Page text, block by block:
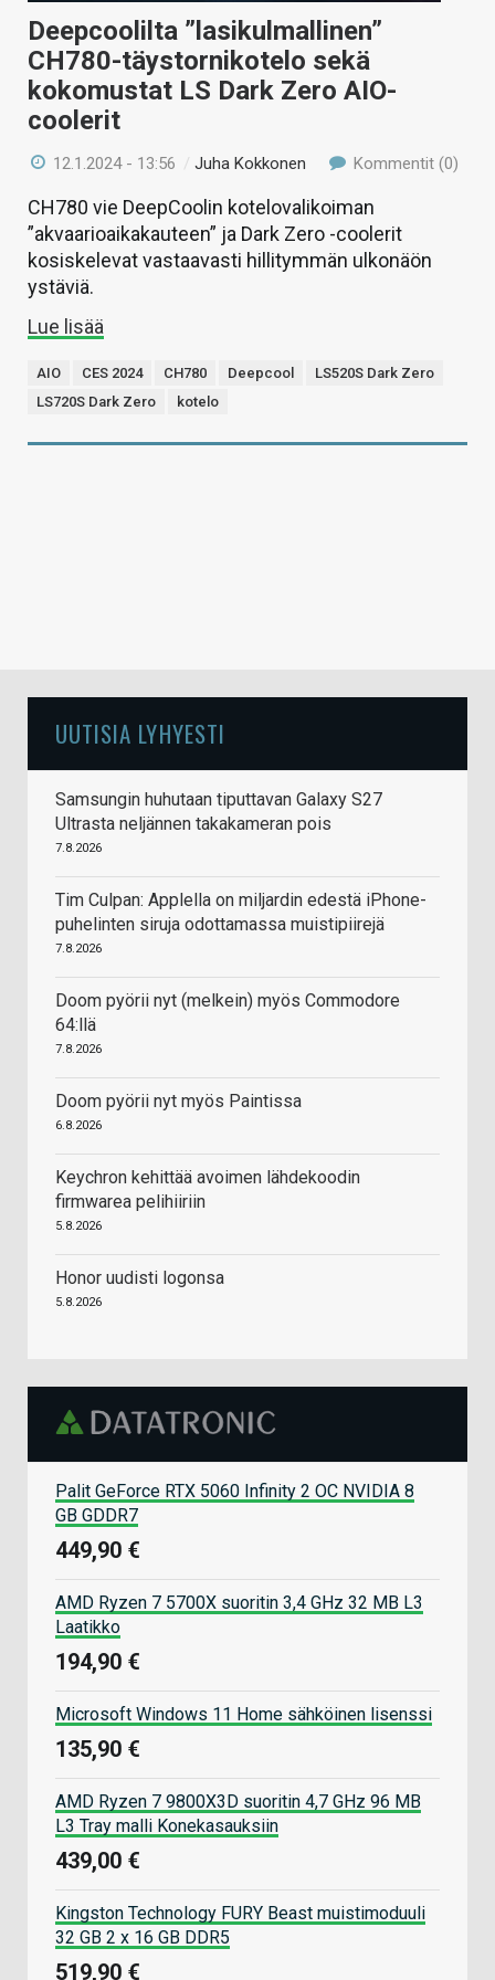
Deepcoolilta ”lasikulmallinen”
CH780-täystornikotelo sekä
kokomustat LS Dark Zero AIO-
coolerit
12.1.2024 - 13:56 /Juha Kokkonen Kommentit (0)
CH780 vie DeepCoolin kotelovalikoiman
”akvaarioaikakauteen” ja Dark Zero -coolerit
kosiskelevat vastaavasti hillitymmän ulkonäön
ystäviä.
Lue lisää
AIO CES 2024 CH780 Deepcool
LS520S Dark Zero
LS720S Dark Zero
kotelo
UUTISIA LYHYESTI
Samsungin huhutaan tiputtavan Galaxy S27
Ultrasta neljännen takakameran pois
7.8.2026
Tim Culpan: Applella on miljardin edestä iPhone-
puhelinten siruja odottamassa muistipiirejä
7.8.2026
Doom pyörii nyt (melkein) myös Commodore
64:llä
7.8.2026
Doom pyörii nyt myös Paintissa
6.8.2026
Keychron kehittää avoimen lähdekoodin
firmwarea pelihiiriin
5.8.2026
Honor uudisti logonsa
5.8.2026
Palit GeForce RTX 5060 Infinity 2 OC NVIDIA 8
GB GDDR7
449,90 €
AMD Ryzen 7 5700X suoritin 3,4 GHz 32 MB L3
Laatikko
194,90 €
Microsoft Windows 11 Home sähköinen lisenssi
135,90 €
AMD Ryzen 7 9800X3D suoritin 4,7 GHz 96 MB
L3 Tray malli Konekasauksiin
439,00 €
Kingston Technology FURY Beast muistimoduuli
32 GB 2 x 16 GB DDR5
519,90 €